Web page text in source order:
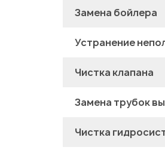
Замена бойлера
Устранение
Чистка клапана
Замена трубок
Чистка